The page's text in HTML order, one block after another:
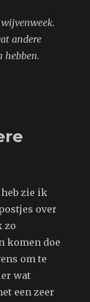
andere
hebben.
zie ik
over
zo
komen doe
om te
wat
een zeer